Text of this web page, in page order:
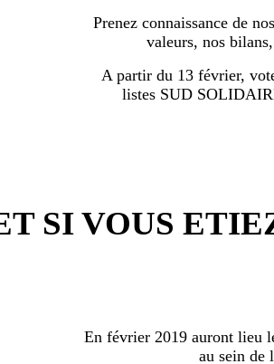
Prenez connaissance de
valeurs, nos
A partir du 13 février,
listes SUD
SI VOUS
En février 2019 auront lieu
au sein de